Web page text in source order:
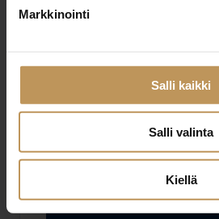
Markkinointi
Salli kaikki
Salli valinta
Kiellä